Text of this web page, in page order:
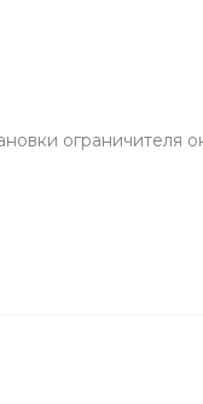
ограничителя